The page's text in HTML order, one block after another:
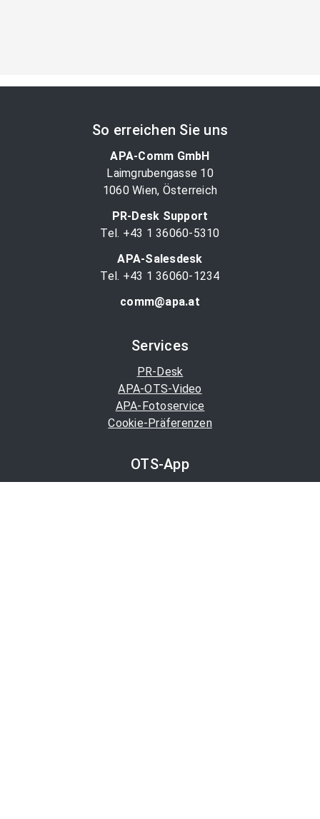
So erreichen Sie uns
APA-Comm GmbH
Laimgrubengasse 10
1060 Wien, Österreich
PR-Desk Support
Tel. +43 1 36060-5310
APA-Salesdesk
Tel. +43 1 36060-1234
comm@apa.at
Services
PR-Desk
APA-OTS-Video
APA-Fotoservice
Cookie-Präferenzen
OTS-App